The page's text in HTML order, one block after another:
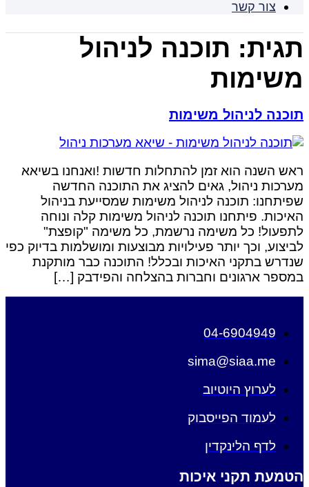
צור קשר
תגית: תוכנה לניהול
משימות
תוכנה לניהול משימות
ראש השנה הוא זמן להתחלות חדשות !ואנחנו בשיאא
מערכות ניהול, גאים להציג את התוכנה החדשה
שפיתחנו: תוכנה לניהול משימות שמסייעת בניהול
האיכות. פיתחנו תוכנה לניהול משימות קלה ונוחה
לתפעול! כל משימה נרשמת, כל משימה "קופצת"
לביצוע, וכך יותר פעילויות מבוצעות ומושלמות בדיוק כפי
שנדרש בתקני האיכות ובכלל! התוכנה כבר מותקנת
במספר ארגונים וחברות בהצלחה והפידבק […]
04-6904949
sima@siaa.me
לערוץ היוטיוב
לעמוד הפייסבוק
לדף הלינקדין
הטמעת תקני איכות